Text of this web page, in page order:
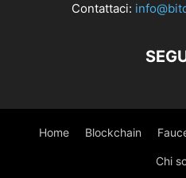
Contattaci:
Home Blockchain
Chi